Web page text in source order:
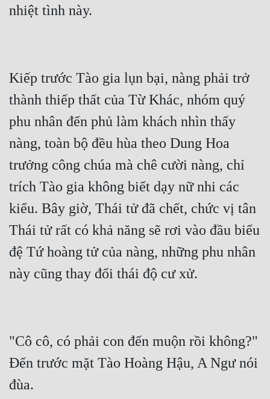
Tính Cách Nhân Vật :
Cơ Trí
Sát Phạt Quyết Đoán
nhiệt tình này.
Kiếp trước Tào gia lụn bại, nàng phải trở
thành thiếp thất của Từ Khác, nhóm quý
phu nhân đến phủ làm khách nhìn thấy
nàng, toàn bộ đều hùa theo Dung Hoa
trưởng công chúa mà chê cười nàng, chỉ
trích Tào gia không biết dạy nữ nhi các
kiểu. Bây giờ, Thái tử đã chết, chức vị tân
Thái tử rất có khả năng sẽ rơi vào đầu biểu
đệ Tứ hoàng tử của nàng, những phu nhân
này cũng thay đổi thái độ cư xử.
"Cô cô, có phải con đến muộn rồi không?"
Đến trước mặt Tào Hoàng Hậu, A Ngư nói
đùa.